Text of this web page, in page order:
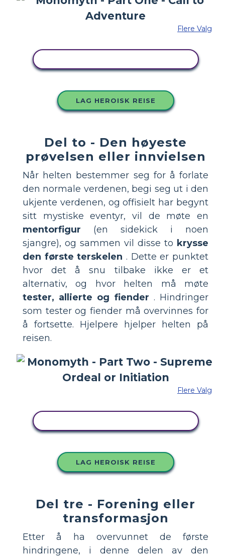
Flere Valg
LAG HEROISK REISE
Del to - Den høyeste
prøvelsen eller innvielsen
Når helten bestemmer seg for å forlate
den normale verdenen, begi seg ut i den
ukjente verdenen, og offisielt har begynt
sitt mystiske eventyr, vil de møte en
mentorfigur (en sidekick i noen
sjangre), og sammen vil disse to krysse
den første terskelen . Dette er punktet
hvor det å snu tilbake ikke er et
alternativ, og hvor helten må møte
tester, allierte og fiender . Hindringer
som tester og fiender må overvinnes for
å fortsette. Hjelpere hjelper helten på
reisen.
Flere Valg
LAG HEROISK REISE
Del tre - Forening eller
transformasjon
Etter å ha overvunnet de første
hindringene, i denne delen av den